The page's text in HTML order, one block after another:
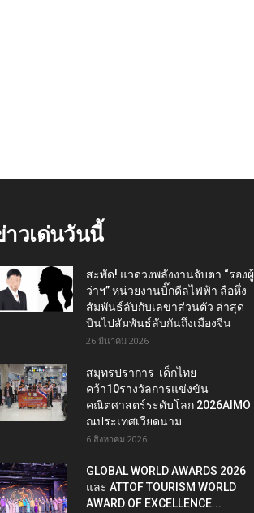
าวเด่นวันนี้
สะพัด! แวดวงพลังงานจับตา “รองผู้
ว่าฯ” หน่วยงานบิ๊กดีลไฟฟ้า ลือหึ่ง
สัมพันธ์ลับกับเลขาส่วนตัว ล่าสุด
บินไปสัมพันธ์ลับกันถึงเมืองจีน
26 มีนาคม 2026
สมุทรปราการ เด็กไทย
คว้า10รางวัลการแข่งขัน
คณิตศาสตร์ระดับโลก 2026AIMO
ณประเทศเวียดนาม
6 สิงหาคม 2026
GLOBAL WORLD AWARDS 2026
และ ATTOF TOURISM WORLD
AWARD OF EXCELLENCE...